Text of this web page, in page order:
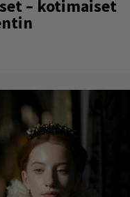
– kotimaiset